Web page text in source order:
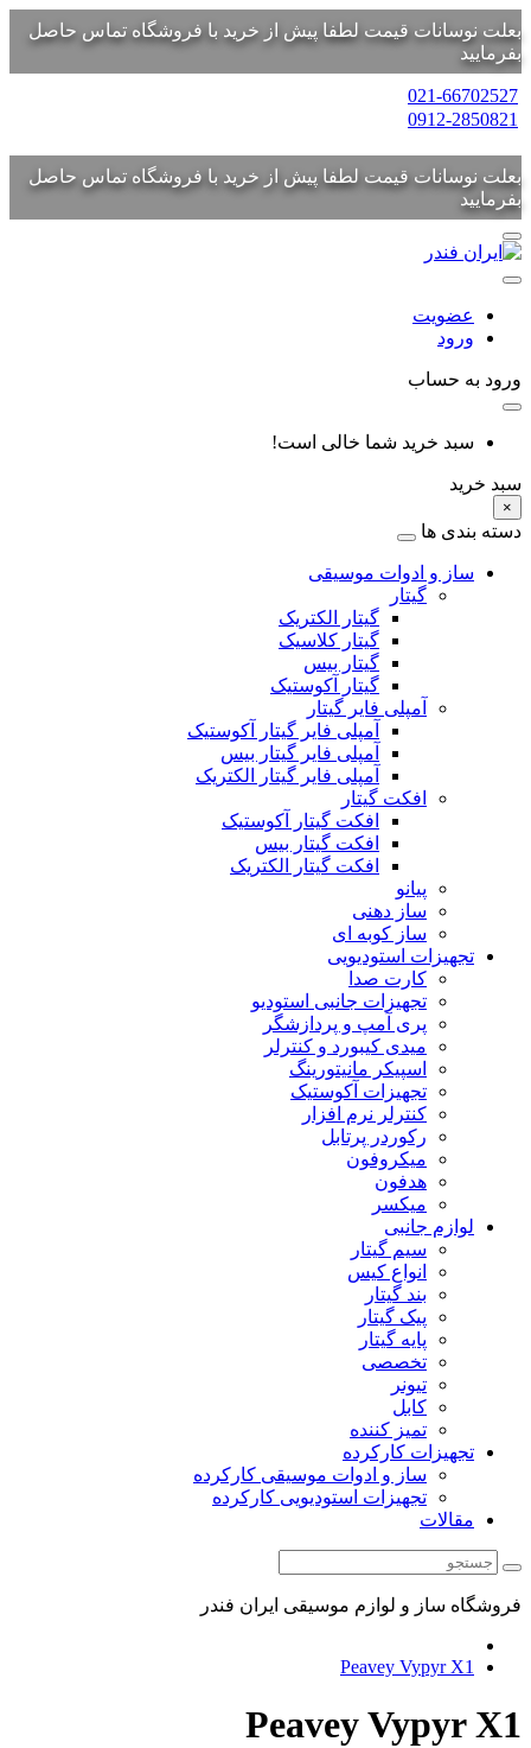
بعلت نوسانات قیمت لطفا پیش از خرید با فروشگاه تماس حاصل
بفرمایید
021-66702527
0912-2850821
بعلت نوسانات قیمت لطفا پیش از خرید با فروشگاه تماس حاصل
بفرمایید
عضویت
ورود
ورود به حساب
سبد خرید شما خالی است!
سبد خرید
×
دسته بندی ها
ساز و ادوات موسیقی
گیتار
گیتار الکتریک
گیتار کلاسیک
گیتار بیس
گیتار آکوستیک
آمپلی فایر گیتار
آمپلی فایر گیتار آکوستیک
آمپلی فایر گیتار بیس
آمپلی فایر گیتار الکتریک
افکت گیتار
افکت گیتار آکوستیک
افکت گیتار بیس
افکت گیتار الکتریک
پیانو
ساز دهنی
ساز کوبه ای
تجهیزات استودیویی
کارت صدا
تجهیزات جانبی استودیو
پری آمپ و پردازشگر
میدی کیبورد و کنترلر
اسپیکر مانیتورینگ
تجهیزات آکوستیک
کنترلر نرم افزار
رکوردر پرتابل
میکروفون
هدفون
میکسر
لوازم جانبی
سیم گیتار
انواع کیس
بند گیتار
پیک گیتار
پایه گیتار
تخصصی
تیونر
کابل
تمیز کننده
تجهیزات کارکرده
ساز و ادوات موسیقی کارکرده
تجهیزات استودیویی کارکرده
مقالات
فروشگاه ساز و لوازم موسیقی ایران فندر
Peavey Vypyr X1
Peavey Vypyr X1